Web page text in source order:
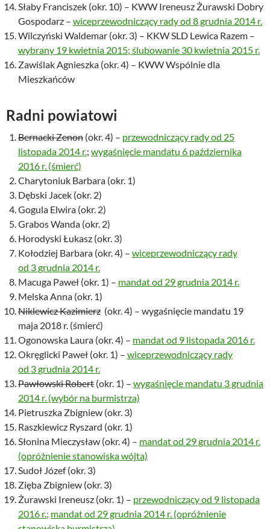
Słaby Franciszek (okr. 10) – KWW Ireneusz Żurawski Dobry
Gospodarz – wiceprzewodniczący rady od 8 grudnia 2014 r.
Wilczyński Waldemar (okr. 3) – KKW SLD Lewica Razem –
wybrany 19 kwietnia 2015; ślubowanie 30 kwietnia 2015 r.
Zawiślak Agnieszka (okr. 4) – KWW Wspólnie dla
Mieszkańców
Radni powiatowi
Bernacki Zenon (okr. 4) – przewodniczący rady od 25
listopada 2014 r.; wygaśnięcie mandatu 6 października
2016 r. (śmierć)
Charytoniuk Barbara (okr. 1)
Dębski Jacek (okr. 2)
Gogula Elwira (okr. 2)
Grabos Wanda (okr. 2)
Horodyski Łukasz (okr. 3)
Kołodziej Barbara (okr. 4) – wiceprzewodniczący rady
od 3 grudnia 2014 r.
Macuga Paweł (okr. 1) – mandat od 29 grudnia 2014 r.
Melska Anna (okr. 1)
Niklewicz Kazimierz (okr. 4) – wygaśnięcie mandatu 19
maja 2018 r. (śmierć)
Ogonowska Laura (okr. 4) – mandat od 9 listopada 2016 r.
Okręglicki Paweł (okr. 1) – wiceprzewodniczący rady
od 3 grudnia 2014 r.
Pawłowski Robert (okr. 1) – wygaśnięcie mandatu 3 grudnia
2014 r. (wybór na burmistrza)
Pietruszka Zbigniew (okr. 3)
Raszkiewicz Ryszard (okr. 1)
Słonina Mieczysław (okr. 4) – mandat od 29 grudnia 2014 r.
(opróżnienie stanowiska wójta)
Sudoł Józef (okr. 3)
Zięba Zbigniew (okr. 3)
Żurawski Ireneusz (okr. 1) – przewodniczący od 9 listopada
2016 r.; mandat od 29 grudnia 2014 r. (opróżnienie